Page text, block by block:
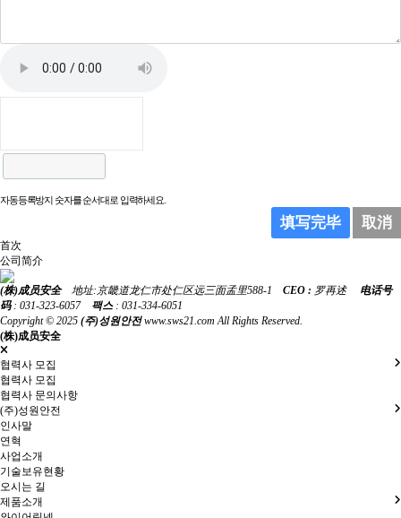
자동등록방지 숫자를 순서대로 입력하세요.
填写完毕 取消
首次
公司简介
(株)成员安全地址:京畿道龙仁市处仁区远三面孟里588-1 CEO : 罗再述 电话号
码 : 031-323-6057 팩스: 031-334-6051
Copyright © 2025 (주)성원안전www.sws21.com All Rights Reserved.
(株)成员安全
협력사 모집
협력사 모집
협력사 문의사항
(주)성원안전
인사말
연혁
사업소개
기술보유현황
오시는 길
제품소개